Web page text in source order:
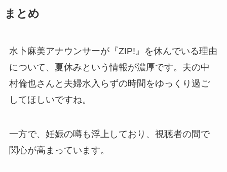
まとめ
水卜麻美アナウンサーが『ZIP!』を休んでいる理由
について、夏休みという情報が濃厚です。夫の中
村倫也さんと夫婦水入らずの時間をゆっくり過ご
してほしいですね。
一方で、妊娠の噂も浮上しており、視聴者の間で
関心が高まっています。